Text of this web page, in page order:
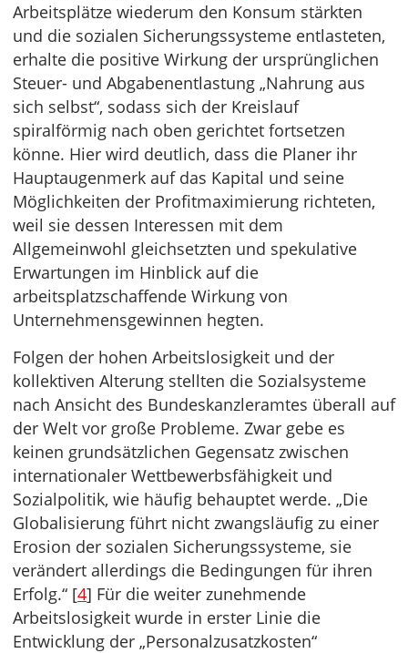
Arbeitsplätze wiederum den Konsum stärkten
und die sozialen Sicherungssysteme entlasteten,
erhalte die positive Wirkung der ursprünglichen
Steuer- und Abgabenentlastung „Nahrung aus
sich selbst“, sodass sich der Kreislauf
spiralförmig nach oben gerichtet fortsetzen
könne. Hier wird deutlich, dass die Planer ihr
Hauptaugenmerk auf das Kapital und seine
Möglichkeiten der Profitmaximierung richteten,
weil sie dessen Interessen mit dem
Allgemeinwohl gleichsetzten und spekulative
Erwartungen im Hinblick auf die
arbeitsplatzschaffende Wirkung von
Unternehmensgewinnen hegten.
Folgen der hohen Arbeitslosigkeit und der
kollektiven Alterung stellten die Sozialsysteme
nach Ansicht des Bundeskanzleramtes überall auf
der Welt vor große Probleme. Zwar gebe es
keinen grundsätzlichen Gegensatz zwischen
internationaler Wettbewerbsfähigkeit und
Sozialpolitik, wie häufig behauptet werde. „Die
Globalisierung führt nicht zwangsläufig zu einer
Erosion der sozialen Sicherungssysteme, sie
verändert allerdings die Bedingungen für ihren
Erfolg.“ [4] Für die weiter zunehmende
Arbeitslosigkeit wurde in erster Linie die
Entwicklung der „Personalzusatzkosten“